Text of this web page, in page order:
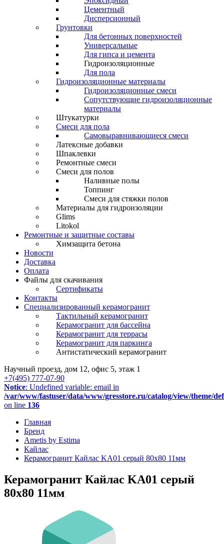
Цементный
Дисперсионный
Грунтовки
Для бетонных поверхностей
Универсальные
Для гипса и цемента
Гидроизоляционные
Для пола
Гидроизоляционные материалы
Гидроизоляционные смеси
Сопутствующие гидроизоляционные
материалы
Штукатурки
Смеси для пола
Самовыравнивающиеся смеси
Латексные добавки
Шпаклевки
Ремонтные смеси
Смеси для полов
Наливные полы
Топпинг
Смеси для стяжки полов
Материалы для гидроизоляции
Glims
Litokol
Ремонтные и защитные составы
Химзащита бетона
Новости
Доставка
Оплата
Файлы для скачивания
Сертификаты
Контакты
Специализированный керамогранит
Тактильный керамогранит
Керамогранит для бассейна
Керамогранит для террасы
Керамогранит для паркинга
Антистатический керамогранит
Научный проезд, дом 12, офис 5, этаж 1
+7(495) 777-07-90
Notice: Undefined variable: email in
/var/www/fastuser/data/www/gresstore.ru/catalog/view/theme/
on line 136
Главная
Бренд
Ametis by Estima
Кайлас
Керамогранит Кайлас KA01 серый 80x80 11мм
Керамогранит Кайлас KA01 серый
80x80 11мм